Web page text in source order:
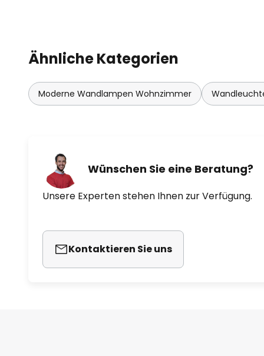
Ähnliche Kategorien
Moderne Wandlampen Wohnzimmer
Wünschen Sie eine Beratung?
Unsere Experten stehen Ihnen zur Verfügung.
Kontaktieren Sie uns